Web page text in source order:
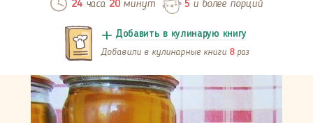
24часа 20минут 5 и более порций
Добавить в кулинарую книгу
Добавили в кулинарные книги 8 раз